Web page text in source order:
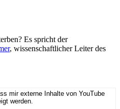
Es spricht der
, wissenschaftlicher Leiter des
mir externe Inhalte von YouTube
werden.